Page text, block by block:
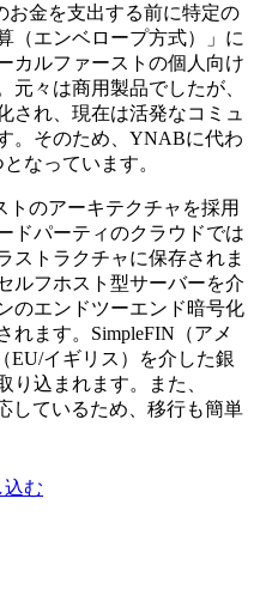
お金を支出する前に特定の
（エンベロープ方式）」に
カルファーストの個人向け
元々は商用製品でしたが、
され、現在は活発なコミュ
。そのため、YNABに代わ
なっています。
トのアーキテクチャを採用
ドパーティのクラウドでは
ストラクチャに保存されま
ルフホスト型サーバーを介
のエンドツーエンド暗号化
れます。SimpleFIN（アメ
EU/イギリス）を介した銀
り込まれます。また、
しているため、移行も簡単
込む